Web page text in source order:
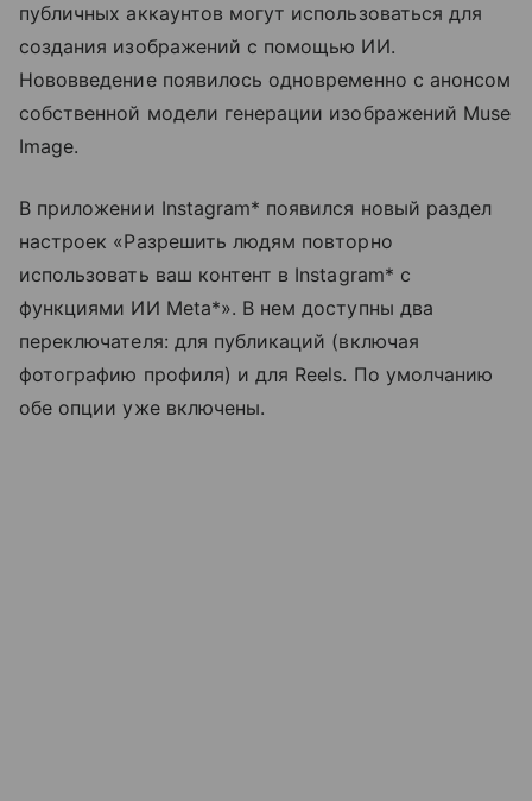
публичных аккаунтов могут использоваться для
создания изображений с помощью ИИ.
Нововведение появилось одновременно с анонсом
собственной модели генерации изображений Muse
Image.
В приложении Instagram* появился новый раздел
настроек «Разрешить людям повторно
использовать ваш контент в Instagram* с
функциями ИИ Meta*». В нем доступны два
переключателя: для публикаций (включая
фотографию профиля) и для Reels. По умолчанию
обе опции уже включены.